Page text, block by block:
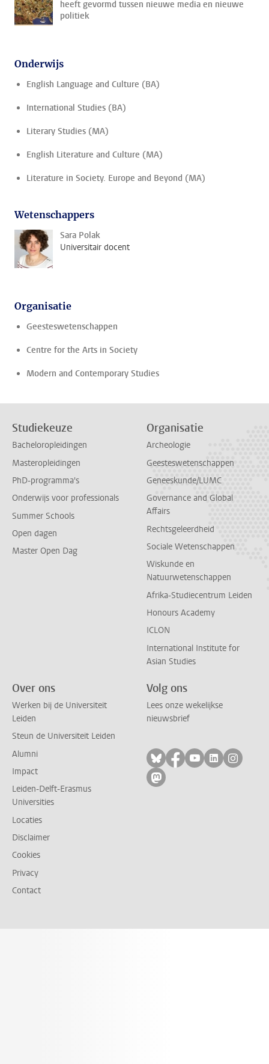
heeft gevormd tussen nieuwe media en nieuwe
politiek
Onderwijs
English Language and Culture (BA)
International Studies (BA)
Literary Studies (MA)
English Literature and Culture (MA)
Literature in Society. Europe and Beyond (MA)
Wetenschappers
Sara Polak
Universitair docent
Organisatie
Geesteswetenschappen
Centre for the Arts in Society
Modern and Contemporary Studies
Studiekeuze
Bacheloropleidingen
Masteropleidingen
PhD-programma's
Onderwijs voor professionals
Summer Schools
Open dagen
Master Open Dag
Organisatie
Archeologie
Geesteswetenschappen
Geneeskunde/LUMC
Governance and Global
Affairs
Rechtsgeleerdheid
Sociale Wetenschappen
Wiskunde en
Natuurwetenschappen
Afrika-Studiecentrum Leiden
Honours Academy
ICLON
International Institute for
Asian Studies
Over ons
Werken bij de Universiteit
Leiden
Steun de Universiteit Leiden
Alumni
Impact
Leiden-Delft-Erasmus
Universities
Locaties
Disclaimer
Cookies
Privacy
Contact
Volg ons
Lees onze wekelijkse
nieuwsbrief
Volg ons op bluesky
Volg ons op
Volg ons op
Volg ons
Volg
Volg ons op mastodon